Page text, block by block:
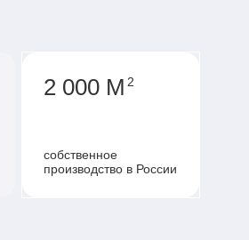
2 000 М 2
собственное
производство в России